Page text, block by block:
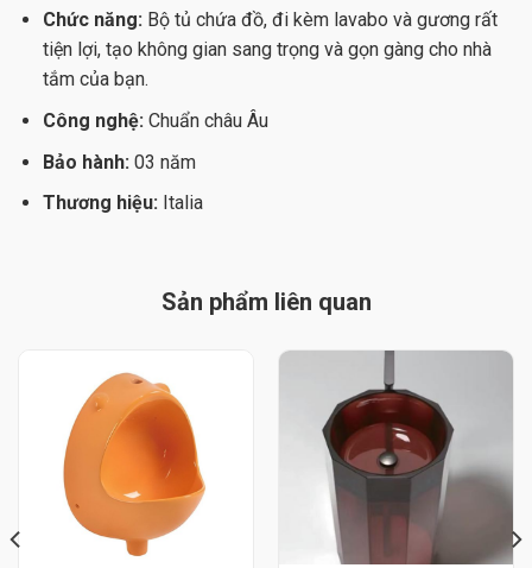
Chức năng: Bộ tủ chứa đồ, đi kèm lavabo và gương rất
tiện lợi, tạo không gian sang trọng và gọn gàng cho nhà
tắm của bạn.
Công nghệ:Chuẩn châu Âu
Bảo hành: 03 năm
Thương hiệu:Italia
Sản phẩm liên quan